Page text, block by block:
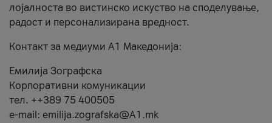
лојалноста во вистинско искуство на споделување,
радост и персонализирана вредност.
Контакт за медиуми А1 Македонија:
Емилија Зографска
Корпоративни комуникации
тел. ++389 75 400505
e-mail: emilija.zografska@A1.mk